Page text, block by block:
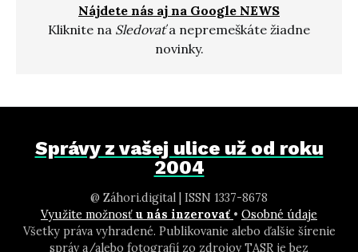
Nájdete nás aj na Google NEWS
Kliknite na Sledovaťa nepremeškáte žiadne
novinky.
Správy z vašej ulice už od roku
2004
@ Záhori.digital | ISSN 1337-8678
Využite možnosť u nás inzerovať • Osobné údaje
Všetky práva vyhradené. Publikovanie alebo ďalšie šírenie
správ a/alebo fotografií zo zdrojov TASR je bez